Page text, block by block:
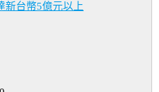
新台幣5億元以上